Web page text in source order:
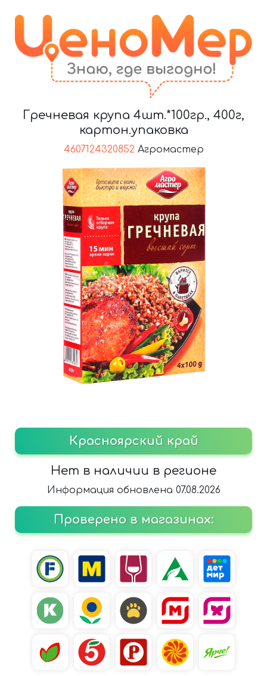
Гречневая крупа 4шт.*100гр., 400г,
картон.упаковка
4607124320852Агромастер
Красноярский край
Нет в наличии в регионе
Информация обновлена 07.08.2026
Проверено в магазинах: